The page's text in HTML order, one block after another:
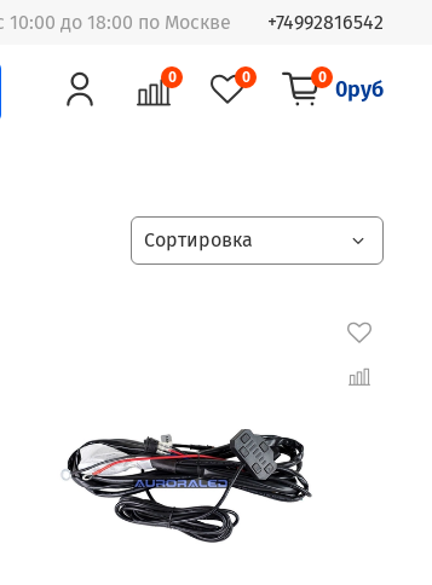
10:00 до 18:00 по Москве +74992816542
0 0 0 0руб